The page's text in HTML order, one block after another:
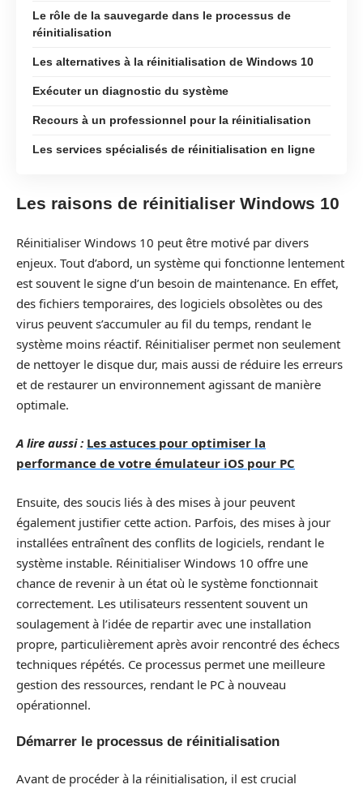
Le rôle de la sauvegarde dans le processus de
réinitialisation
Les alternatives à la réinitialisation de Windows 10
Exécuter un diagnostic du système
Recours à un professionnel pour la réinitialisation
Les services spécialisés de réinitialisation en ligne
Les raisons de réinitialiser Windows 10
Réinitialiser Windows 10 peut être motivé par divers
enjeux. Tout d’abord, un système qui fonctionne lentement
est souvent le signe d’un besoin de maintenance. En effet,
des fichiers temporaires, des logiciels obsolètes ou des
virus peuvent s’accumuler au fil du temps, rendant le
système moins réactif. Réinitialiser permet non seulement
de nettoyer le disque dur, mais aussi de réduire les erreurs
et de restaurer un environnement agissant de manière
optimale.
A lire aussi : Les astuces pour optimiser la
performance de votre émulateur iOS pour PC
Ensuite, des soucis liés à des mises à jour peuvent
également justifier cette action. Parfois, des mises à jour
installées entraînent des conflits de logiciels, rendant le
système instable. Réinitialiser Windows 10 offre une
chance de revenir à un état où le système fonctionnait
correctement. Les utilisateurs ressentent souvent un
soulagement à l’idée de repartir avec une installation
propre, particulièrement après avoir rencontré des échecs
techniques répétés. Ce processus permet une meilleure
gestion des ressources, rendant le PC à nouveau
opérationnel.
Démarrer le processus de réinitialisation
Avant de procéder à la réinitialisation, il est crucial